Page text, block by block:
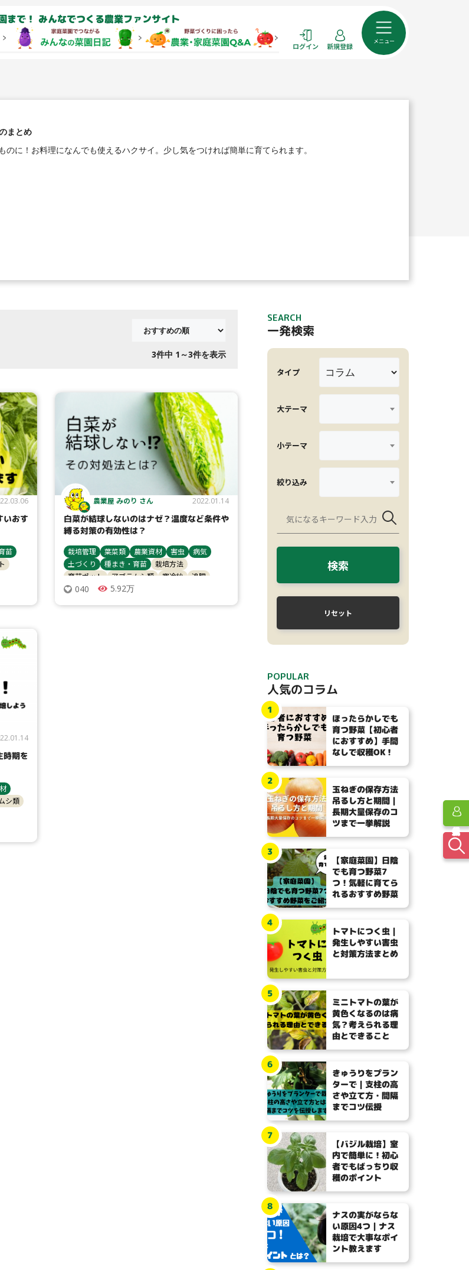
まで！ みんなでつくる農業ファンサイト
ログイン 新規登録
メニュー
まとめ
のに！お料理になんでも使えるハクサイ。少し気をつければ簡単に育てられます。
3件中 1～3件を表示
いおす
苗
農業屋 みのり さん 2022.01.14
白菜が結球しないのはナゼ？温度など条件や
縛る対策の有効性は？
栽培管理 葉菜類 農業資材 害虫
病気
土づくり
種まき・育苗
栽培方法
育苗ポット
アブラムシ類 寒冷紗
追肥
べと病
ヨトウムシ類
040 5.92万
時期を
シ類
SEARCH
一発検索
タイプ
大テーマ
小テーマ
絞り込み
検索
リセット
POPULAR
人気のコラム
ほったらかしでも
育つ野菜【初心者
におすすめ】手間
なしで収穫OK！
1
玉ねぎの保存方法
吊るし方と期間｜
長期大量保存のコ
ツまで一挙解説
2
【家庭菜園】日陰
でも育つ野菜7
つ！気軽に育てら
れるおすすめ野菜
3
トマトにつく虫｜
発生しやすい害虫
と対策方法まとめ
4
ミニトマトの葉が
黄色くなるのは病
気？考えられる理
由とできること
5
きゅうりをプラン
ターで｜支柱の高
さや立て方・間隔
までコツ伝授
6
【バジル栽培】室
内で簡単に！初心
者でもばっちり収
穫のポイント
7
ナスの実がならな
い原因4つ｜ナス
栽培で大事なポイ
ント教えます
8